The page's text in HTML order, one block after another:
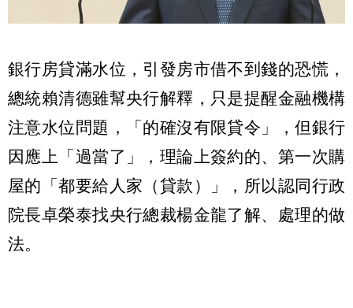
銀行房貸滿水位，引發房市借不到錢的恐慌，
總統賴清德雖幫央行解釋，只是提醒金融機構
注意水位問題，「的確沒有限貸令」，但銀行
因應上「過當了」，理論上簽約的、第一次購
屋的「都要給人家（貸款）」，所以認同行政
院長卓榮泰找央行總裁楊金龍了解、處理的做
法。